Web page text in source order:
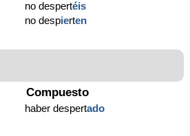
no despertéis
no despierten
Compuesto
haber despertado